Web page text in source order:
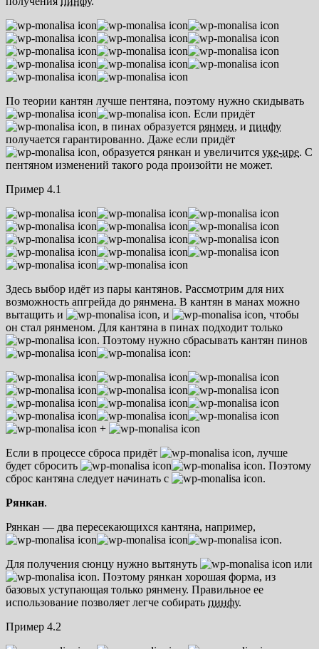
По теории кантян лучше пентяна, поэтому нужно скидывать
. Если придёт
, в пинах образуется рянмен, и пинфу
получается гарантированно. Даже если придёт
, образуется рянкан и увеличится уке-ире. С
пентяном изменений такого рода произойти не может.
Пример 4.1
Здесь выбор идёт из пары кантянов. Рассмотрим для них
возможность апгрейда до рянмена. В кантян в манах можно
вытащить и
, и
, чтобы
он стал рянменом. Для кантяна в пинах подходит только
. Поэтому нужно сбрасывать кантян пинов
:
+
Если в процессе сброса придёт
, лучше
будет сбросить
. Поэтому
сброс кантяна следует начинать с
.
Рянкан.
Рянкан — два пересекающихся кантяна, например,
.
Для получения сюнцу нужно вытянуть
или
. Поэтому рянкан хорошая форма, из
базовых уступающая только рянмену. Правильное ее
использование позволяет легче собирать пинфу.
Пример 4.2